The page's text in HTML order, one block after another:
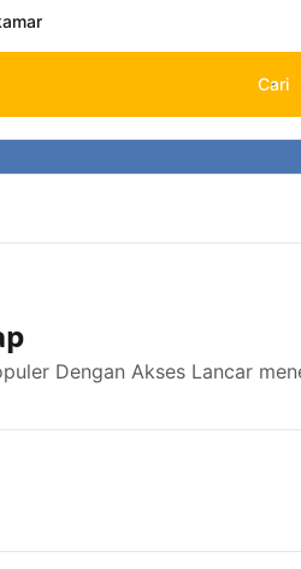
Cari
Dengan Akses Lancar